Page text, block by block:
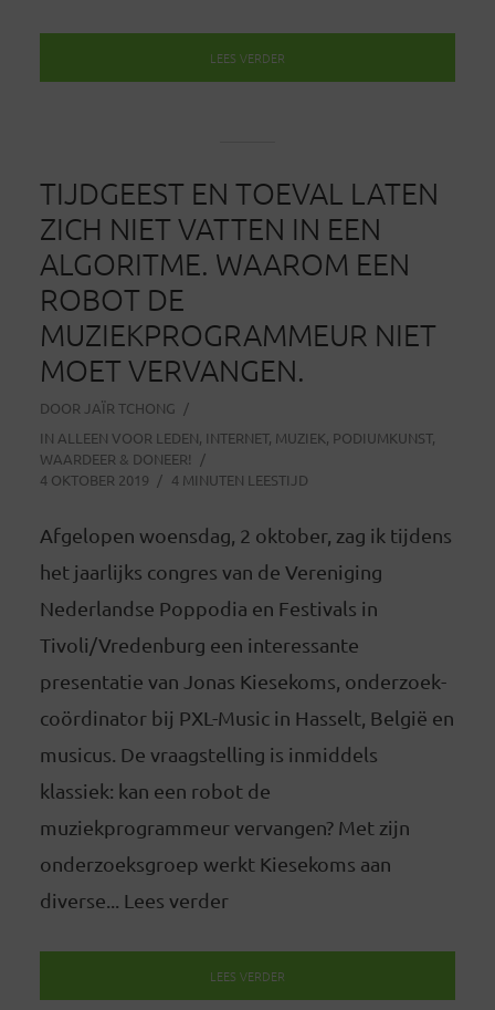
LEES VERDER
TIJDGEEST EN TOEVAL LATEN
ZICH NIET VATTEN IN EEN
ALGORITME. WAAROM EEN
ROBOT DE
MUZIEKPROGRAMMEUR NIET
MOET VERVANGEN.
DOOR JAÏR TCHONG
IN ALLEEN VOOR LEDEN, INTERNET, MUZIEK, PODIUMKUNST,
WAARDEER & DONEER!
4 OKTOBER 2019
4 MINUTEN LEESTIJD
Afgelopen woensdag, 2 oktober, zag ik tijdens
het jaarlijks congres van de Vereniging
Nederlandse Poppodia en Festivals in
Tivoli/Vredenburg een interessante
presentatie van Jonas Kiesekoms, onderzoek-
coördinator bij PXL-Music in Hasselt, België en
musicus. De vraagstelling is inmiddels
klassiek: kan een robot de
muziekprogrammeur vervangen? Met zijn
onderzoeksgroep werkt Kiesekoms aan
diverse... Lees verder
LEES VERDER